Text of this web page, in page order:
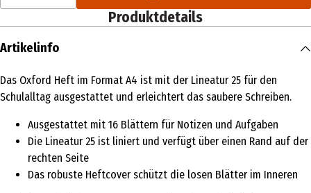
Produktdetails
Artikelinfo
Das Oxford Heft im Format A4 ist mit der Lineatur 25 für den
Schulalltag ausgestattet und erleichtert das saubere Schreiben.
Ausgestattet mit 16 Blättern für Notizen und Aufgaben
Die Lineatur 25 ist liniert und verfügt über einen Rand auf der
rechten Seite
Das robuste Heftcover schützt die losen Blätter im Inneren